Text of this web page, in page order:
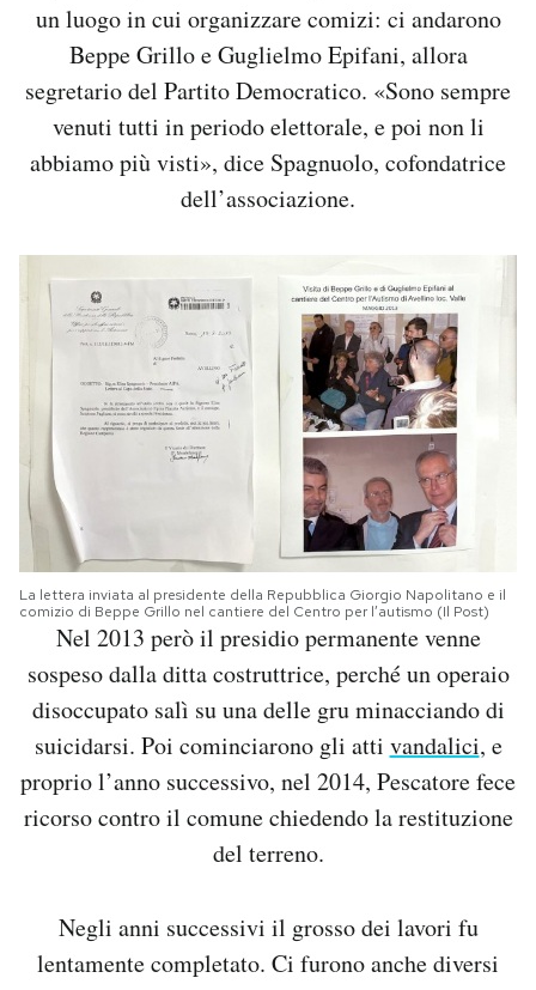
un luogo in cui organizzare comizi: ci andarono
Beppe Grillo e Guglielmo Epifani, allora
segretario del Partito Democratico. «Sono sempre
venuti tutti in periodo elettorale, e poi non li
abbiamo più visti», dice Spagnuolo, cofondatrice
dell’associazione.
La lettera inviata al presidente della Repubblica Giorgio Napolitano e il
comizio di Beppe Grillo nel cantiere del Centro per l’autismo (Il Post)
Nel 2013 però il presidio permanente venne
sospeso dalla ditta costruttrice, perché un operaio
disoccupato salì su una delle gru minacciando di
suicidarsi. Poi cominciarono gli atti vandalici, e
proprio l’anno successivo, nel 2014, Pescatore fece
ricorso contro il comune chiedendo la restituzione
del terreno.
Negli anni successivi il grosso dei lavori fu
lentamente completato. Ci furono anche diversi